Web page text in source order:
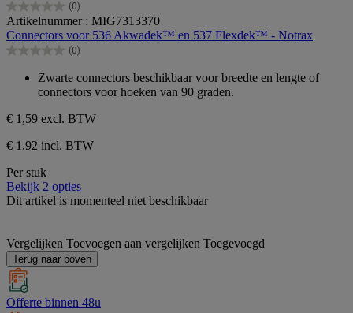
(0)
0.0
van
de
5
Artikelnummer : MIG7313370
Connectors voor 536 Akwadek™ en 537 Flexdek™ - Notrax
(0)
0.0
sterren.
Zwarte connectors beschikbaar voor breedte en lengte of
connectors voor hoeken van 90 graden.
€ 1,59 excl. BTW
€ 1,92 incl. BTW
Per stuk
Bekijk 2 opties
Dit artikel is momenteel niet beschikbaar
Vergelijken Toevoegen aan vergelijken Toegevoegd
Terug naar boven
Offerte binnen 48u